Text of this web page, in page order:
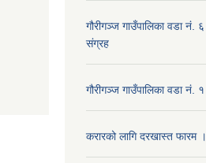
गौरीगञ्‍ज गाउँपालिका वडा नं.
संग्रह
गौरीगञ्‍ज गाउँपालिका वडा नं. १
करारको लागि दरखास्त फारम ।